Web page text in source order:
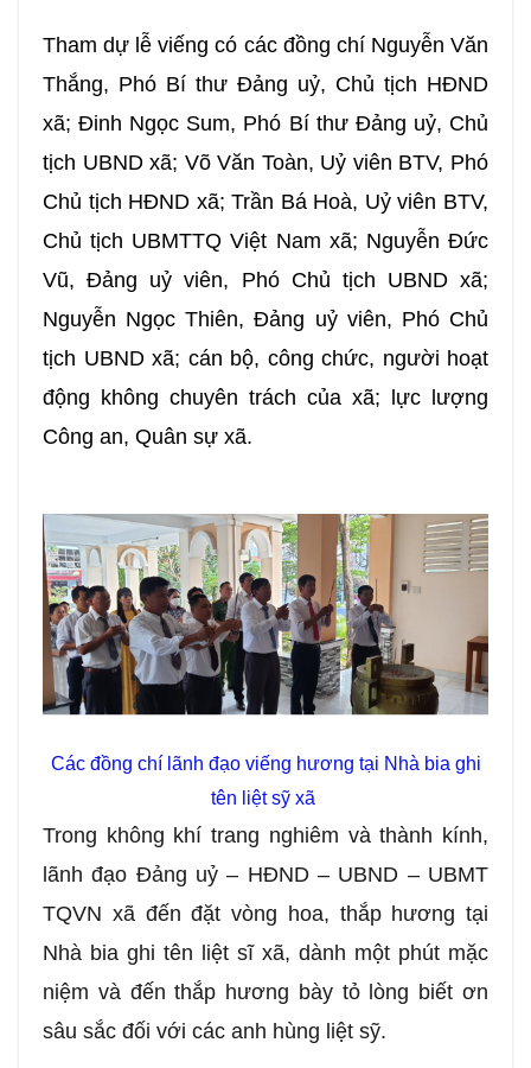
Tham dự lễ viếng có các đồng chí Nguyễn Văn
Thắng, Phó Bí thư Đảng uỷ, Chủ tịch HĐND
xã; Đinh Ngọc Sum, Phó Bí thư Đảng uỷ, Chủ
tịch UBND xã; Võ Văn Toàn, Uỷ viên BTV, Phó
Chủ tịch HĐND xã; Trần Bá Hoà, Uỷ viên BTV,
Chủ tịch UBMTTQ Việt Nam xã; Nguyễn Đức
Vũ, Đảng uỷ viên, Phó Chủ tịch UBND xã;
Nguyễn Ngọc Thiên, Đảng uỷ viên, Phó Chủ
tịch UBND xã; cán bộ, công chức, người hoạt
động không chuyên trách của xã; lực lượng
Công an, Quân sự xã.
Các đồng chí lãnh đạo viếng hương tại Nhà bia ghi
tên liệt sỹ xã
Trong không khí trang nghiêm và thành kính,
lãnh đạo Đảng uỷ – HĐND – UBND – UBMT
TQVN xã đến đặt vòng hoa, thắp hương tại
Nhà bia ghi tên liệt sĩ xã, dành một phút mặc
niệm và đến thắp hương bày tỏ lòng biết ơn
sâu sắc đối với các anh hùng liệt sỹ.